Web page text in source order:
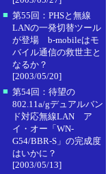
■ 第55回：PHSと無線
LANの一発切替ツール
が登場 b-mobileはモ
バイル通信の救世主と
なるか？
[2003/05/20]
■ 第54回：待望の
802.11a/gデュアルバン
ド対応無線LAN ア
イ・オー「WN-
G54/BBR-S」の完成度
はいかに？
[2003/05/13]